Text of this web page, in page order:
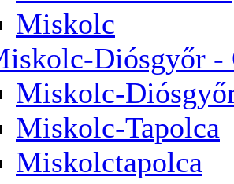
Miskolc
Diósgyőr -
Miskolc-
Miskolc-Tapolca
Miskolctapolca